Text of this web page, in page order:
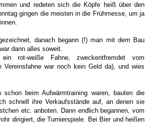
und redeten sich die Köpfe heiß über den
gingen die meisten in die Frühmesse, um ja
danach begann (!) man mit dem Bau
dann alles soweit.
rot-weiße Fahne, zweckentfremdet vom
Vereinsfahne war noch kein Geld da), und wies
schon beim Aufwärmtraining waren, bauten die
schnell ihre Verkaufsstände auf, an denen sie
etc. anboten. Dann endlich begannen, vom
dirigiert, die Turnierspiele. Bei Bier und heißen